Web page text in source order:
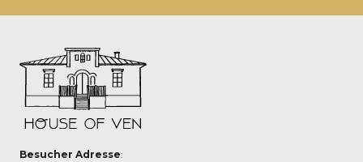
Besucher Adresse: